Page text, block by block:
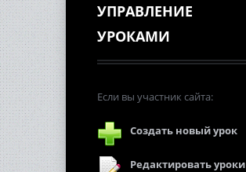
УПРАВЛЕНИЕ
УРОКАМИ
Если вы участник сайта:
Создать новый урок
Редактировать уроки